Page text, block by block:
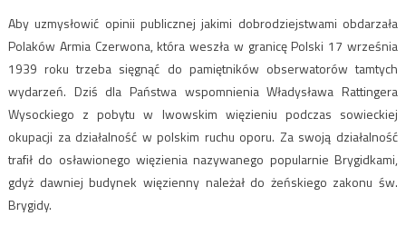
Aby uzmysłowić opinii publicznej jakimi dobrodziejstwami obdarzała
Polaków Armia Czerwona, która weszła w granicę Polski 17 września
1939 roku trzeba sięgnąć do pamiętników obserwatorów tamtych
wydarzeń. Dziś dla Państwa wspomnienia Władysława Rattingera
Wysockiego z pobytu w lwowskim więzieniu podczas sowieckiej
okupacji za działalność w polskim ruchu oporu. Za swoją działalność
trafił do osławionego więzienia nazywanego popularnie Brygidkami,
gdyż dawniej budynek więzienny należał do żeńskiego zakonu św.
Brygidy.